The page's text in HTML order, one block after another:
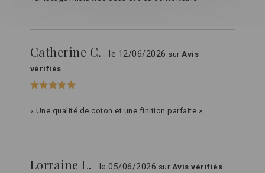
Catherine C. le 12/06/2026 surAvis
vérifiés
« Une qualité de coton et une finition parfaite »
Lorraine L. le 05/06/2026 sur Avis vérifiés